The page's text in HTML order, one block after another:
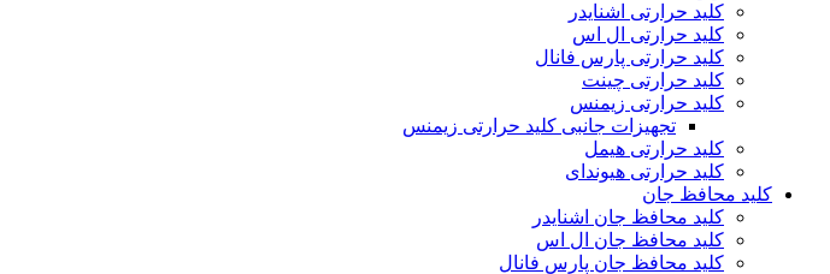
کلید حرارتی اشنایدر
کلید حرارتی ال اس
کلید حرارتی پارس فانال
کلید حرارتی چینت
کلید حرارتی زیمنس
تجهیزات جانبی کلید حرارتی زیمنس
کلید حرارتی هیمل
کلید حرارتی هیوندای
کلید محافظ جان
کلید محافظ جان اشنایدر
کلید محافظ جان ال اس
کلید محافظ جان پارس فانال